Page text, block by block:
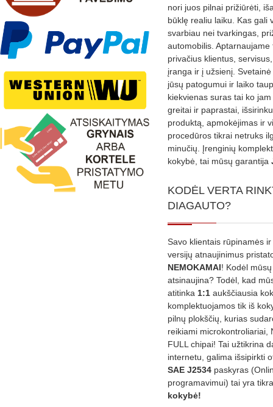
product
page
nori juos pilnai prižiūrėti,
būklę realiu laiku. Kas gali
svarbiau nei tvarkingas,
automobilis. Aptarnaujame
privačius klientus,
įranga ir į užsienį.
jūsų patogumui ir laiko
kiekvienas suras tai ko
greitai ir paprastai,
produktą, apmokėjimas ir
procedūros tikrai netruks
minučių. Įrenginių
kokybė, tai mūsų garantija
KODĖL VERTA
DIAGAUTO?
Savo klientais rūpinamės
versijų atnaujinimus
NEMOKAMAI! Kodėl
atsinaujina? Todėl, kad
atitinka 1:1 aukščiausia
komplektuojamos tik iš
pilnų plokščių, kurias
reikiami microkontroliariai,
FULL chipai! Tai užtikrina
internetu, galima išsipirkti
SAE J2534 paskyras
programavimui) tai yra
kokybė!